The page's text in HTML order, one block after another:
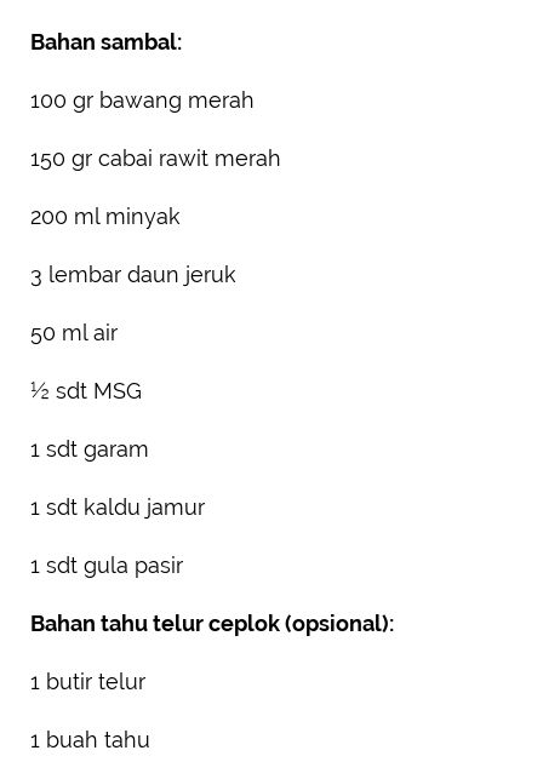
Bahan sambal:
100 gr bawang merah
150 gr cabai rawit merah
200 ml minyak
3 lembar daun jeruk
50 ml air
½ sdt MSG
1 sdt garam
1 sdt kaldu jamur
1 sdt gula pasir
Bahan tahu telur ceplok (opsional):
1 butir telur
1 buah tahu